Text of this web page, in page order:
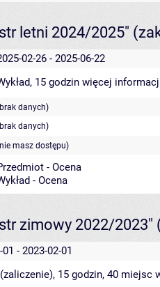
letni 2024/2025"
02-26 - 2025-06-22
15 godzin więcej
danych)
danych)
masz dostępu)
- Ocena
- Ocena
zimowy 2022/2023"
- 2023-02-01
(zaliczenie), 15 godzin, 40 miejsc